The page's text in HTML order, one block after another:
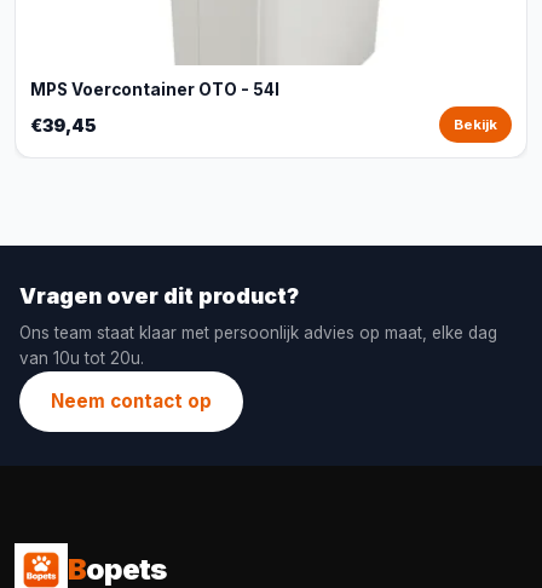
MPS Voercontainer OTO - 54l
€39,45 Bekijk
Vragen over dit product?
Ons team staat klaar met persoonlijk advies op maat, elke dag
van 10u tot 20u.
Neem contact op
Bopets